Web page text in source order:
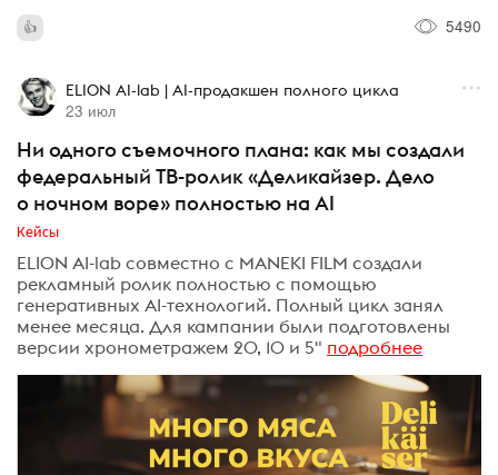
5490
ELION AI-lab | AI-продакшен полного цикла
23 июл
Ни одного съемочного плана: как мы создали
федеральный ТВ-ролик «Деликайзер. Дело
о ночном воре» полностью на AI
Кейсы
ELION AI-lab совместно с MANEKI FILM создали
рекламный ролик полностью с помощью
генеративных AI-технологий. Полный цикл занял
менее месяца. Для кампании были подготовлены
версии хронометражем 20, 10 и 5" подробнее